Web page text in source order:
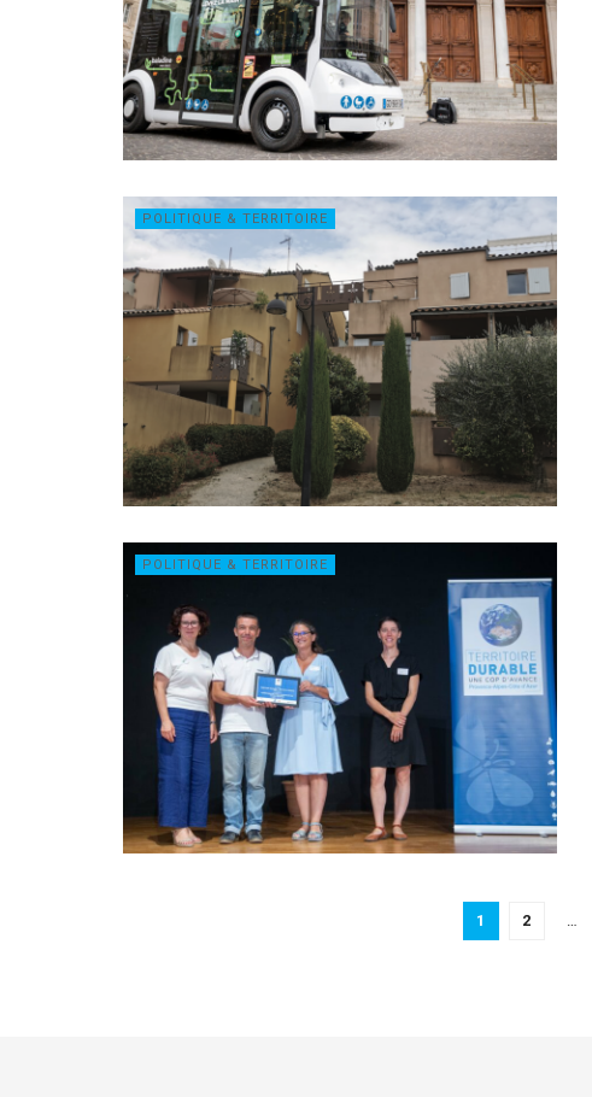
POLITIQUE & TERRITOIRE
POLITIQUE & TERRITOIRE
1 2